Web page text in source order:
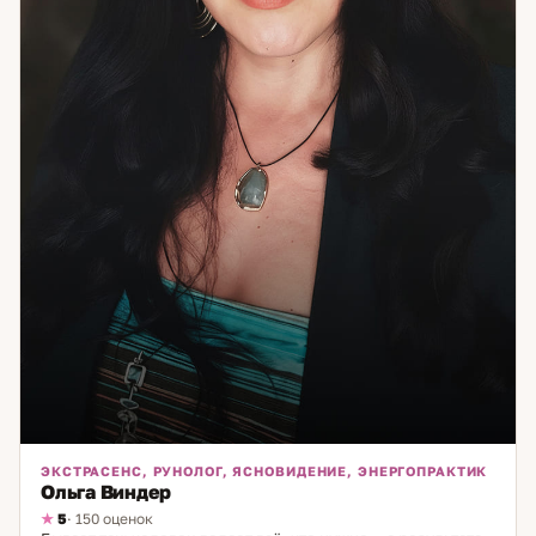
ЭКСТРАСЕНС, РУНОЛОГ, ЯСНОВИДЕНИЕ, ЭНЕРГОПРАКТИК
Ольга Виндер
5· 150 оценок